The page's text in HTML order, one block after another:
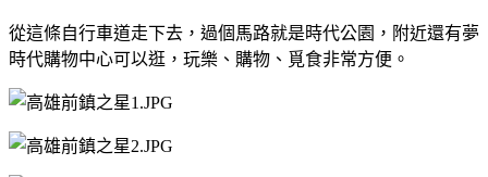
從這條自行車道走下去，過個馬路就是時代公園，附近還有夢
時代購物中心可以逛，玩樂、購物、覓食非常方便。